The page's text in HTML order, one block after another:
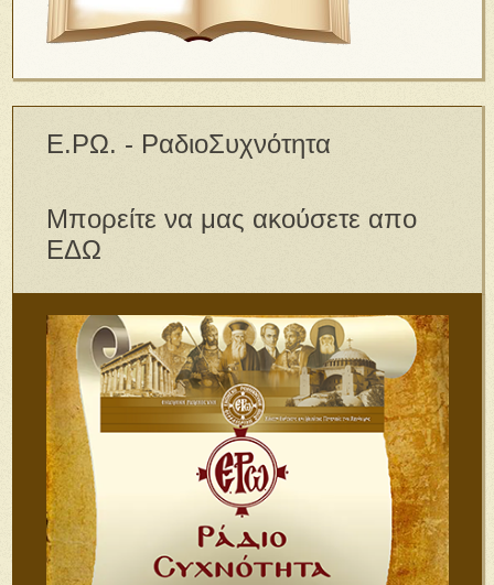
Ε.ΡΩ. - ΡαδιοΣυχνότητα
Μπορείτε να μας ακούσετε απο
ΕΔΩ